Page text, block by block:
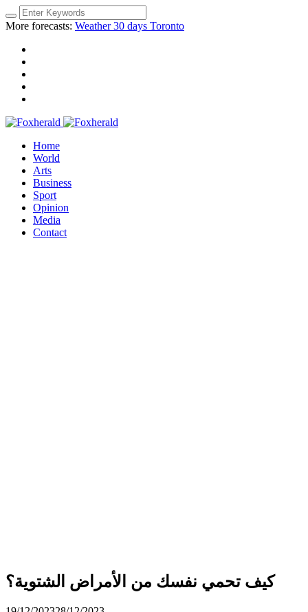
More forecasts: Weather 30 days Toronto
Home
World
Arts
Business
Sport
Opinion
Media
Contact
كيف تحمي نفسك من الأمراض الشتوية؟